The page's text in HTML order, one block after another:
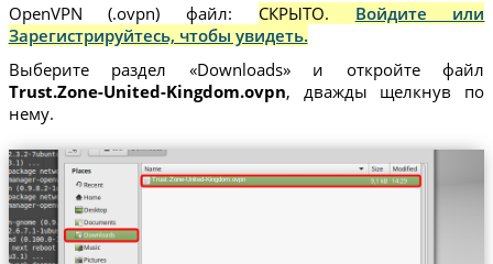
OpenVPN (.ovpn) файл: СКРЫТО. Войдите или
Зарегистрируйтесь, чтобы увидеть.
Выберите раздел «Downloads» и откройте файл
Trust.Zone-United-Kingdom.ovpn, дважды щелкнув по
нему.
Trust.Zone-United-Kingdom.ovpn